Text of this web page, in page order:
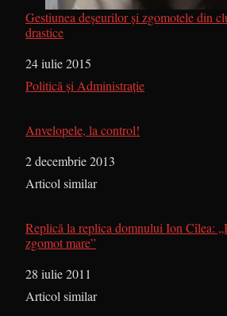
Gestiunea deșeurilor și zgomotele din
drastice
Dată
24 iulie 2015
În legătură cu
Politică și Administrație
Anvelopele, la control!
Dată
2 decembrie 2013
În legătură cu
Articol similar
Replică la replica domnului Ion Cîlea:
zgomot mare”
Dată
28 iulie 2011
În legătură cu
Articol similar